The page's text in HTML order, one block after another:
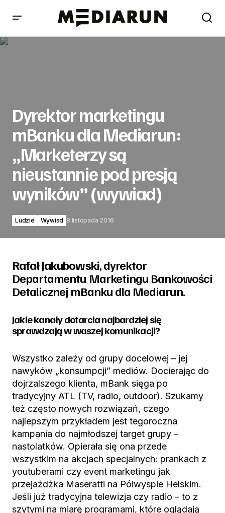
Dyrektor marketingu
mBanku dla Mediarun:
„Marketerzy są
nieustannie pod presją
wyników” (wywiad)
Ludzie Wywiad 8 listopada 2016
Rafał Jakubowski, dyrektor
Departamentu Marketingu Bankowości
Detalicznej mBanku dla Mediarun.
Jakie kanały dotarcia najbardziej się
sprawdzają w waszej komunikacji?
Wszystko zależy od grupy docelowej – jej
nawyków „konsumpcji” mediów. Docierając do
dojrzalszego klienta, mBank sięga po
tradycyjny ATL (TV, radio, outdoor). Szukamy
też często nowych rozwiązań, czego
najlepszym przykładem jest tegoroczna
kampania do najmłodszej target grupy –
nastolatków. Opierała się ona przede
wszystkim na akcjach specjalnych: prankach z
youtuberami czy event marketingu jak
przejażdżka Maseratti na Półwyspie Helskim.
Jeśli już tradycyjna telewizja czy radio – to z
szytymi na miarę programami, które oglądają